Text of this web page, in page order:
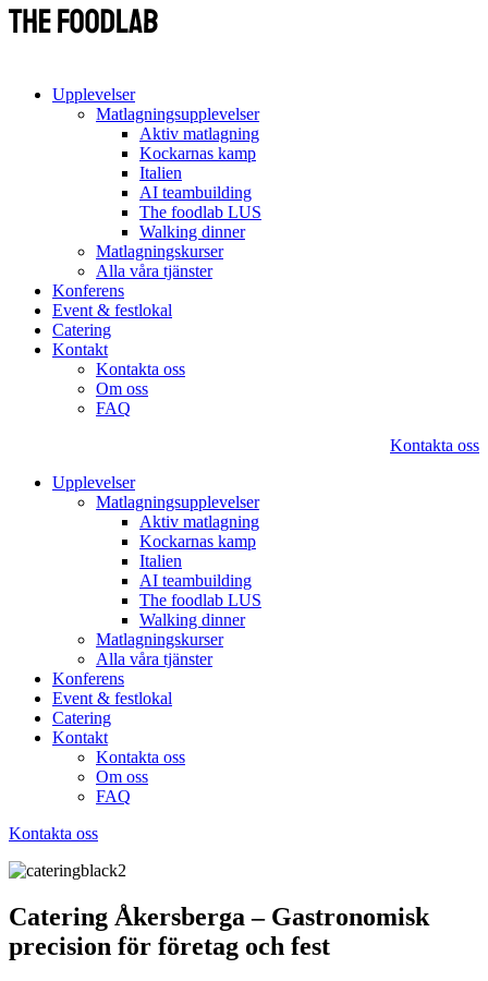
Upplevelser
Matlagningsupplevelser
Aktiv matlagning
Kockarnas kamp
Italien
AI teambuilding
The foodlab LUS
Walking dinner
Matlagningskurser
Alla våra tjänster
Konferens
Event & festlokal
Catering
Kontakt
Kontakta oss
Om oss
FAQ
Kontakta oss
Upplevelser
Matlagningsupplevelser
Aktiv matlagning
Kockarnas kamp
Italien
AI teambuilding
The foodlab LUS
Walking dinner
Matlagningskurser
Alla våra tjänster
Konferens
Event & festlokal
Catering
Kontakt
Kontakta oss
Om oss
FAQ
Kontakta oss
Catering Åkersberga – Gastronomisk
precision för företag och fest